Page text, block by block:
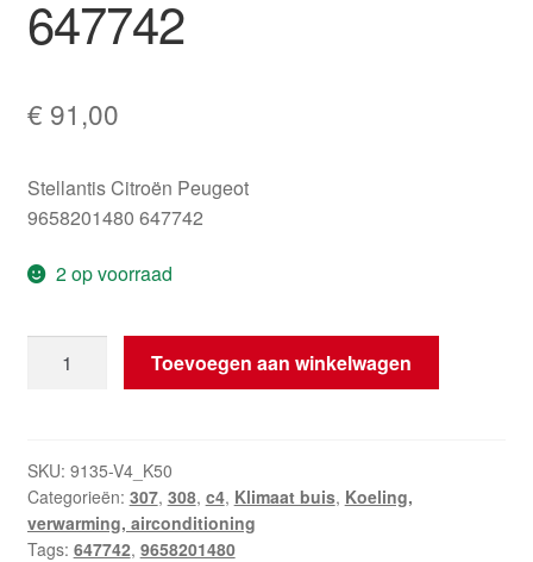
647742
€ 91,00
Stellantis Citroën Peugeot
9658201480 647742
2 op voorraad
Citroën
647742
aantal
Toevoegen aan winkelwagen
SKU: 9135-V4_K50
Categorieën: 307, 308, c4, Klimaat buis, Koeling,
verwarming, airconditioning
Tags: 647742, 9658201480